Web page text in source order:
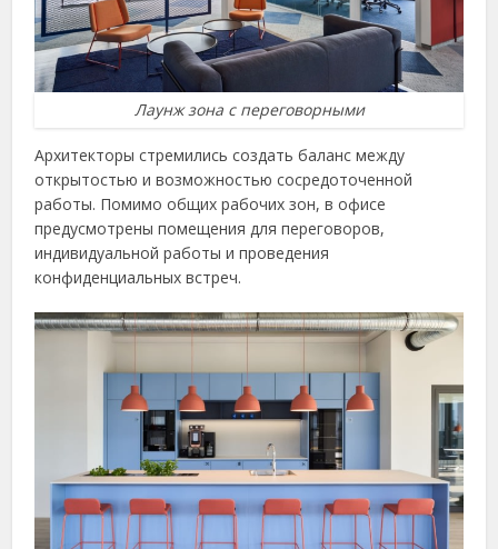
Лаунж зона с переговорными
Архитекторы стремились создать баланс между
открытостью и возможностью сосредоточенной
работы. Помимо общих рабочих зон, в офисе
предусмотрены помещения для переговоров,
индивидуальной работы и проведения
конфиденциальных встреч.